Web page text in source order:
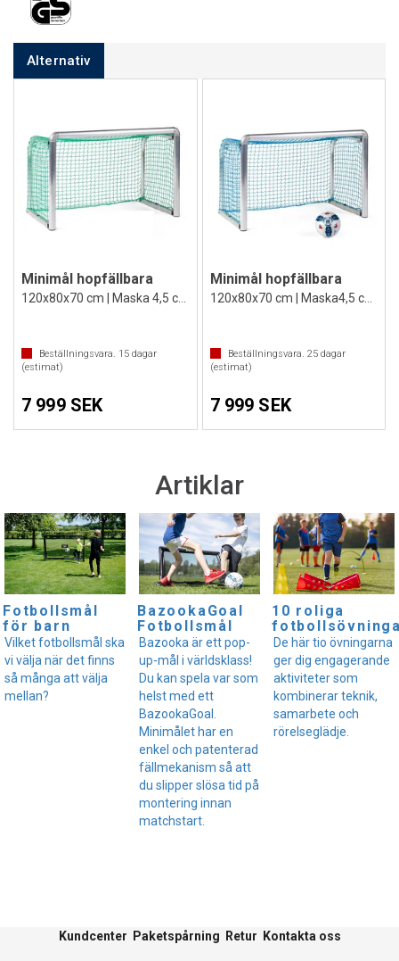
Alternativ
Minimål hopfällbara
Beställningsvara. 15 dagar
(estimat)
7 999 SEK
Minimål hopfällbara
120x80x70 cm | Maska4,5 cm | Blå
Beställningsvara. 25dagar
(estimat)
7 999 SEK
Artiklar
Fotbollsmål
för barn
Vilket fotbollsmål ska
vi välja när det finns
så många att välja
mellan?
BazookaGoal
Fotbollsmål
Bazooka är ett pop-
up-mål i världsklass!
Du kan spela var som
helst med ett
BazookaGoal.
Minimålet har en
enkel och patenterad
fällmekanism så att
du slipper slösa tid på
montering innan
matchstart.
10 roliga
De här tio övningarna
ger dig engagerande
aktiviteter som
kombinerar teknik,
samarbete och
rörelseglädje.
Kundcenter Paketspårning Retur Kontakta oss